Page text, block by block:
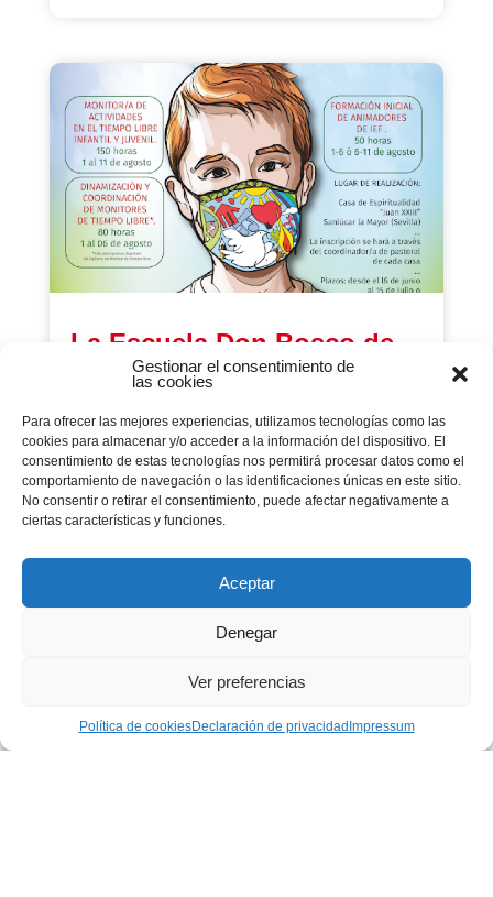
Gestionar el consentimiento de
las cookies
Para ofrecer las mejores experiencias, utilizamos tecnologías como las
cookies para almacenar y/o acceder a la información del dispositivo. El
consentimiento de estas tecnologías nos permitirá procesar datos como el
comportamiento de navegación o las identificaciones únicas en este sitio.
No consentir o retirar el consentimiento, puede afectar negativamente a
ciertas características y funciones.
Aceptar
Denegar
Ver preferencias
Política de cookiesDeclaración de privacidad Impressum
La Escuela Don Bosco de
Andalucía presenta la seva
escola d’animadors
09 junio 2020|Centros Juveniles,Curso19-20,
Portada
La Escuela “Don Bosco” un any més, ha dissenyat
i preparat els activitats formatives dels joves
interessats en...
Página 7 de 8
...